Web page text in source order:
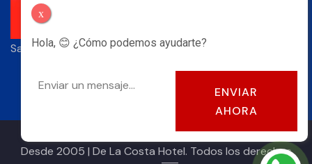
x
Hola, 😊 ¿Cómo podemos ayudarte?
ENVIAR
AHORA
Saber más
Desde 2005 | De La Costa Hotel. Todos los derechos